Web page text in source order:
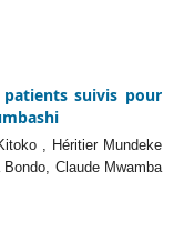
suivis pour
, Héritier Mundeke
Claude Mwamba